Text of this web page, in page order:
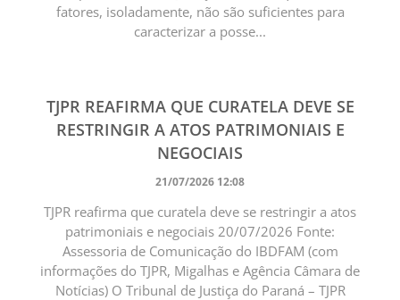
fatores, isoladamente, não são suficientes para
caracterizar a posse...
TJPR REAFIRMA QUE CURATELA DEVE SE
RESTRINGIR A ATOS PATRIMONIAIS E
NEGOCIAIS
21/07/2026 12:08
TJPR reafirma que curatela deve se restringir a atos
patrimoniais e negociais 20/07/2026 Fonte:
Assessoria de Comunicação do IBDFAM (com
informações do TJPR, Migalhas e Agência Câmara de
Notícias) O Tribunal de Justiça do Paraná – TJPR